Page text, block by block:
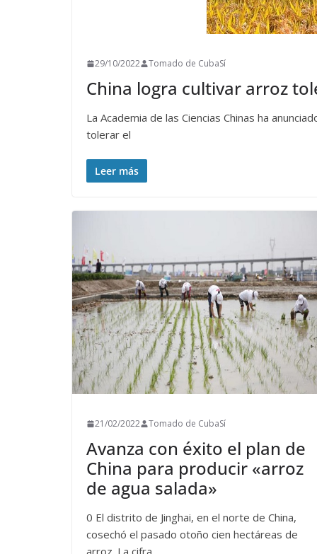
29/10/2022 Tomado de CubaSí
China logra cultivar arroz
La Academia de las Ciencias Chinas ha
tolerar el
Leer más
21/02/2022 Tomado de CubaSí
Avanza con éxito el plan de
China para producir «arroz
de agua salada»
0 El distrito de Jinghai, en el norte de China,
cosechó el pasado otoño cien hectáreas de